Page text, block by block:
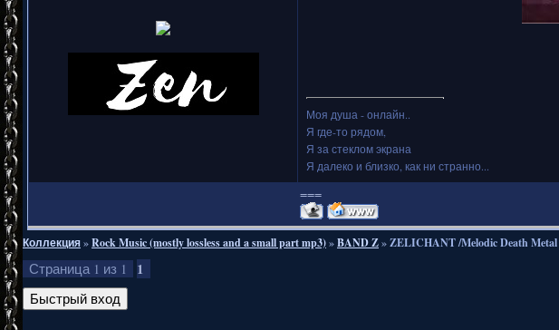
Моя душа - онлайн..
Я где-то рядом,
Я за стеклом экрана
Я далеко и близко, как ни странно...
===
Коллекция»Rock Music (mostly lossless and a small part mp3)»BAND Z»ZELICHANT /Melodic Death Metal
Страница 1 из 1 1